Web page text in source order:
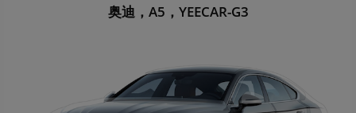
奥迪，A5，YEECAR-G3